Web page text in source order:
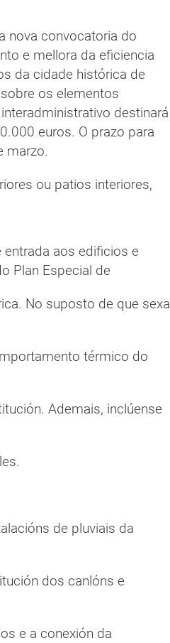
nova convocatoria do
e mellora da eficiencia
da cidade histórica de
os elementos
destinará
euros. O prazo para
marzo.
ou patios interiores,
aos edificios e
Plan Especial de
No suposto de que sexa
térmico do
Ademais, inclúense
de pluviais da
dos canlóns e
e a conexión da